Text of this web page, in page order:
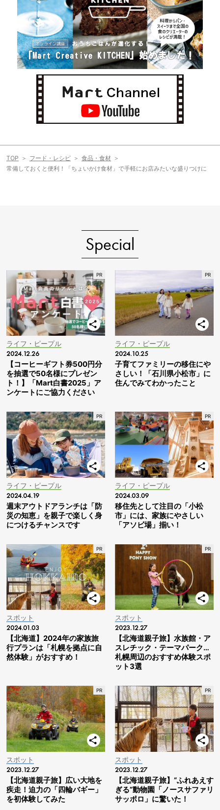
TOP フード・レシピ
食品・食材
常備しておくと便利！「ちょいかけ食材」で手軽にお店みたいな盛りつけに
Special
ライフ・ピープル
2024.12.26
【コーヒーギフト券500円分
を抽選で50名様にプレゼン
ト！】「Mart白書2025」ア
ンケートにご協力ください
ライフ・ピープル
2024.10.25
子育てファミリーの移住にや
さしい！「石川県小松市」に
住んでみてわかったこと
ライフ・ピープル
2024.04.19
週末アウトドアランチは「防
災の知恵」を親子で楽しく身
につけるチャンスです
ライフ・ピープル
2024.03.09
移住先として注目の「小松
市」には、家族にやさしい
「アソビ場」揃い！
スポット
2024.01.03
【北海道】2024年の家族旅
行プランは「札幌を拠点に自
然体験」がおすすめ！
スポット
2023.12.27
【北海道親子旅】水族館・ア
スレチック・テーマパーク…
札幌周辺のおすすめ体験スポ
ット3選
スポット
2023.12.27
【北海道親子旅】広い大地を
疾走！迫力の「四輪バギー」
を初体験してみた
スポット
2023.12.27
【北海道親子旅】“ふれあえす
ぎる”動物園「ノースサファリ
サッポロ」に驚いた！